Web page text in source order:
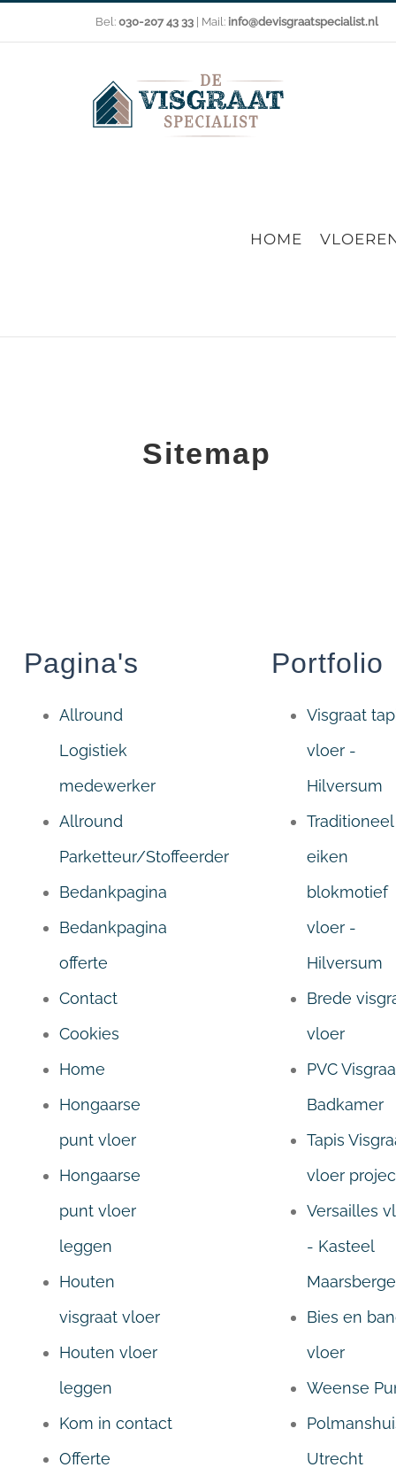
Bel: 030-207 43 33| Mail: info@devisgraatspecialist.nl
HOME
Sitemap
Pagina's
Allround
Logistiek
medewerker
Allround
Parketteur/Stoffeerder
Bedankpagina
Bedankpagina
offerte
Contact
Cookies
Home
Hongaarse
punt vloer
Hongaarse
punt vloer
leggen
Houten
visgraat vloer
Houten vloer
leggen
Kom in contact
Offerte
Portfolio
Visgraat
vloer -
Hilversum
Traditioneel
eiken
blokmotief
vloer -
Hilversum
Brede
vloer
PVC
Badkamer
Tapis
vloer
Versailles
- Kasteel
Bies en
vloer
Weense
Utrecht